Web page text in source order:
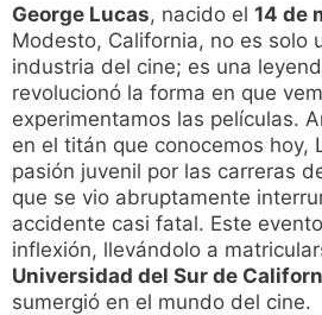
George Lucas, nacido el 14 de
Modesto, California, no es solo
industria del cine; es una
revolucionó la forma en que
experimentamos las películas.
en el titán que conocemos hoy,
pasión juvenil por las carreras
que se vio abruptamente
accidente casi fatal. Este
inflexión, llevándolo a
Universidad del Sur de
sumergió en el mundo del cine.